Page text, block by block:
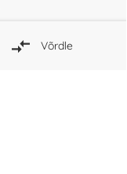
Võrdle